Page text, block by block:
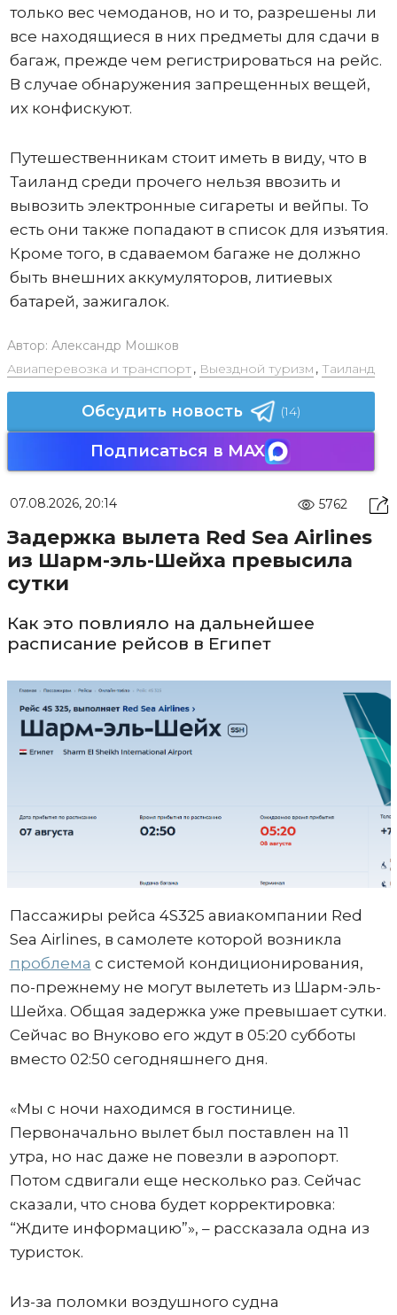
только вес чемоданов, но и то, разрешены ли
все находящиеся в них предметы для сдачи в
багаж, прежде чем регистрироваться на рейс.
В случае обнаружения запрещенных вещей,
их конфискуют.
Путешественникам стоит иметь в виду, что в
Таиланд среди прочего нельзя ввозить и
вывозить электронные сигареты и вейпы. То
есть они также попадают в список для изъятия.
Кроме того, в сдаваемом багаже не должно
быть внешних аккумуляторов, литиевых
батарей, зажигалок.
Автор: Александр Мошков
Авиаперевозка и транспорт, Выездной туризм , Таиланд
Обсудить новость (14)
Подписаться в MAX
07.08.2026, 20:14 5762
Задержка вылета Red Sea Airlines
из Шарм-эль-Шейха превысила
сутки
Как это повлияло на дальнейшее
расписание рейсов в Египет
Пассажиры рейса 4S325 авиакомпании Red
Sea Airlines, в самолете которой возникла
проблема с системой кондиционирования,
по-прежнему не могут вылететь из Шарм-эль-
Шейха. Общая задержка уже превышает сутки.
Сейчас во Внуково его ждут в 05:20 субботы
вместо 02:50 сегодняшнего дня.
«Мы с ночи находимся в гостинице.
Первоначально вылет был поставлен на 11
утра, но нас даже не повезли в аэропорт.
Потом сдвигали еще несколько раз. Сейчас
сказали, что снова будет корректировка:
“Ждите информацию”», – рассказала одна из
туристок.
Из-за поломки воздушного судна